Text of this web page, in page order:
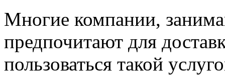
Многие компании,
предпочитают для
пользоваться такой